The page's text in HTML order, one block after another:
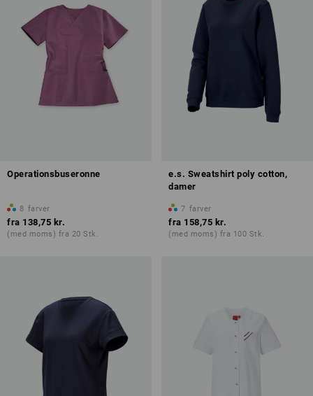
Operationsbuseronne
8 farver
fra 138,75 kr.
(med moms) fra 20 Stk.
e.s. Sweatshirt poly cotton,
damer
7 farver
fra 158,75 kr.
(med moms) fra 100 Stk.